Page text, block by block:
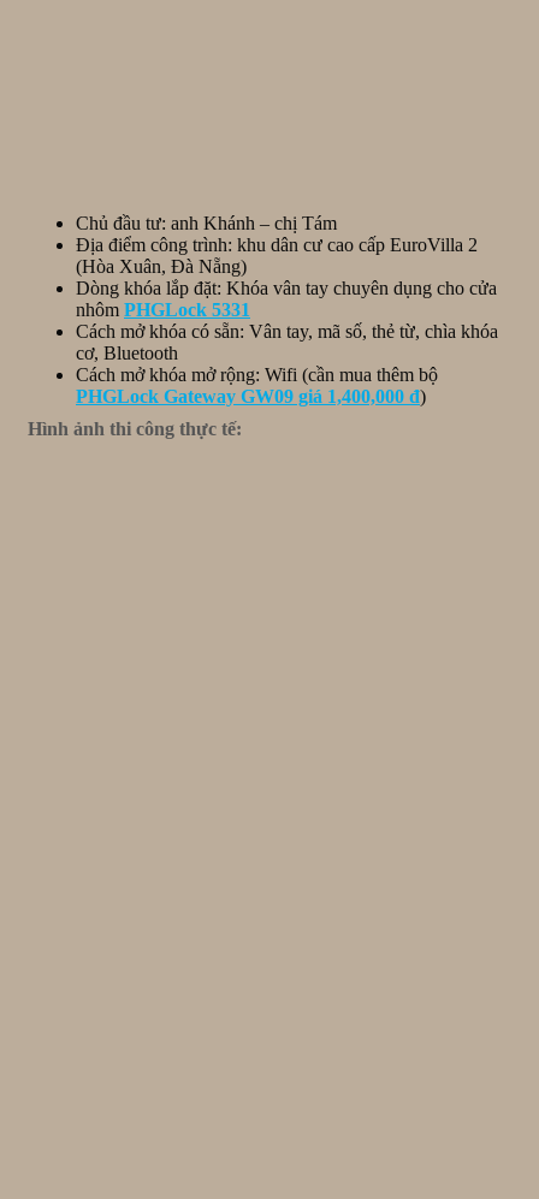
Chủ đầu tư: anh Khánh – chị Tám
Địa điểm công trình: khu dân cư cao cấp EuroVilla 2
(Hòa Xuân, Đà Nẵng)
Dòng khóa lắp đặt: Khóa vân tay chuyên dụng cho cửa
nhôm PHGLock 5331
Cách mở khóa có sẵn: Vân tay, mã số, thẻ từ, chìa khóa
cơ, Bluetooth
Cách mở khóa mở rộng: Wifi (cần mua thêm bộ
PHGLock Gateway GW09 giá 1,400,000 đ)
Hình ảnh thi công thực tế: